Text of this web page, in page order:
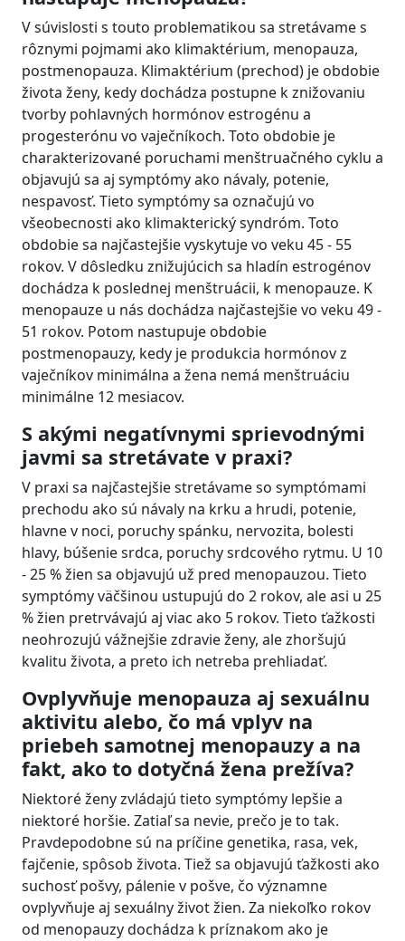
V súvislosti s touto problematikou sa stretávame s
rôznymi pojmami ako klimaktérium, menopauza,
postmenopauza. Klimaktérium (prechod) je obdobie
života ženy, kedy dochádza postupne k znižovaniu
tvorby pohlavných hormónov estrogénu a
progesterónu vo vaječníkoch. Toto obdobie je
charakterizované poruchami menštruačného cyklu a
objavujú sa aj symptómy ako návaly, potenie,
nespavosť. Tieto symptómy sa označujú vo
všeobecnosti ako klimakterický syndróm. Toto
obdobie sa najčastejšie vyskytuje vo veku 45 - 55
rokov. V dôsledku znižujúcich sa hladín estrogénov
dochádza k poslednej menštruácii, k menopauze. K
menopauze u nás dochádza najčastejšie vo veku 49 -
51 rokov. Potom nastupuje obdobie
postmenopauzy, kedy je produkcia hormónov z
vaječníkov minimálna a žena nemá menštruáciu
minimálne 12 mesiacov.
S akými negatívnymi sprievodnými
javmi sa stretávate v praxi?
V praxi sa najčastejšie stretávame so symptómami
prechodu ako sú návaly na krku a hrudi, potenie,
hlavne v noci, poruchy spánku, nervozita, bolesti
hlavy, búšenie srdca, poruchy srdcového rytmu. U 10
- 25 % žien sa objavujú už pred menopauzou. Tieto
symptómy väčšinou ustupujú do 2 rokov, ale asi u 25
% žien pretrvávajú aj viac ako 5 rokov. Tieto ťažkosti
neohrozujú vážnejšie zdravie ženy, ale zhoršujú
kvalitu života, a preto ich netreba prehliadať.
Ovplyvňuje menopauza aj sexuálnu
aktivitu alebo, čo má vplyv na
priebeh samotnej menopauzy a na
fakt, ako to dotyčná žena prežíva?
Niektoré ženy zvládajú tieto symptómy lepšie a
niektoré horšie. Zatiaľ sa nevie, prečo je to tak.
Pravdepodobne sú na príčine genetika, rasa, vek,
fajčenie, spôsob života. Tiež sa objavujú ťažkosti ako
suchosť pošvy, pálenie v pošve, čo významne
ovplyvňuje aj sexuálny život žien. Za niekoľko rokov
od menopauzy dochádza k príznakom ako je